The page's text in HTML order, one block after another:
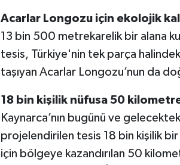
Acarlar Longozu için ekolojik
13 bin 500 metrekarelik bir alana
tesis, Türkiye'nin tek parça
taşıyan Acarlar Longozu’nun da
18 bin kişilik nüfusa 50
Kaynarca’nın bugünü ve
projelendirilen tesis 18 bin kişilik
için bölgeye kazandırılan 50